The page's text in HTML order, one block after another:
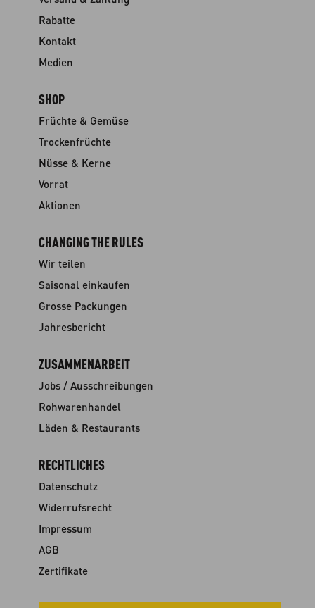
Rabatte
Kontakt
Medien
SHOP
Früchte & Gemüse
Trockenfrüchte
Nüsse & Kerne
Vorrat
Aktionen
CHANGING THE RULES
Wir teilen
Saisonal einkaufen
Grosse Packungen
Jahresbericht
ZUSAMMENARBEIT
Jobs / Ausschreibungen
Rohwarenhandel
Läden & Restaurants
RECHTLICHES
Datenschutz
Widerrufsrecht
Impressum
AGB
Zertifikate